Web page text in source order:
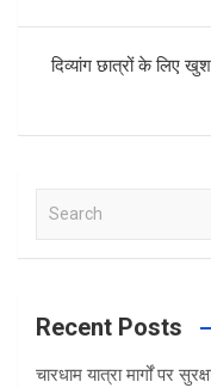
दिव्यांग छात्रों के लिए
a
c
Recent Posts
चारधाम यात्रा मार्गों पर